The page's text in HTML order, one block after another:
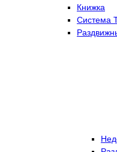
Книжка
Система